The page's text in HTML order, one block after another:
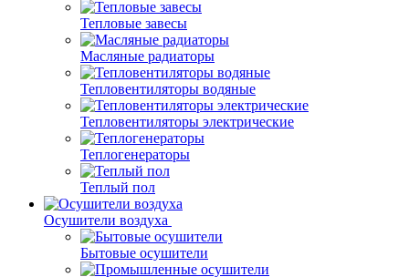
Тепловые завесы
Масляные радиаторы
Тепловентиляторы водяные
Тепловентиляторы электрические
Теплогенераторы
Теплый пол
Осушители воздуха
Бытовые осушители